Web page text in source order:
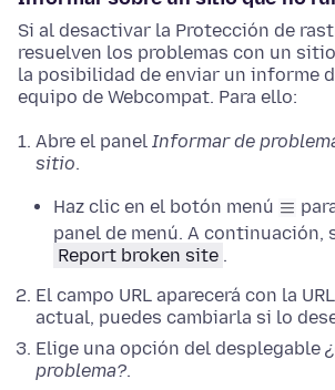
Si al desactivar la Protección de
resuelven los problemas con un
la posibilidad de enviar un informe
equipo de Webcompat. Para ello:
Abre el panel Informar de
sitio.
Haz clic en el botón menú
panel de menú. A continuación,
Report broken site .
El campo URL aparecerá con la
actual, puedes cambiarla si lo
Elige una opción del desplegable
problema?.